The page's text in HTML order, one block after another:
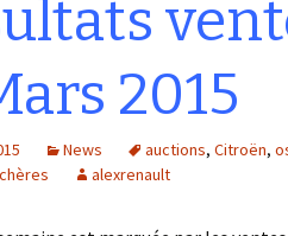
2015
News auctions, Citroën,
alexrenault